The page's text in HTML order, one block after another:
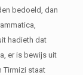
bedoeld, dan
hadieth dat
er is bewijs uit
Tirmizi staat